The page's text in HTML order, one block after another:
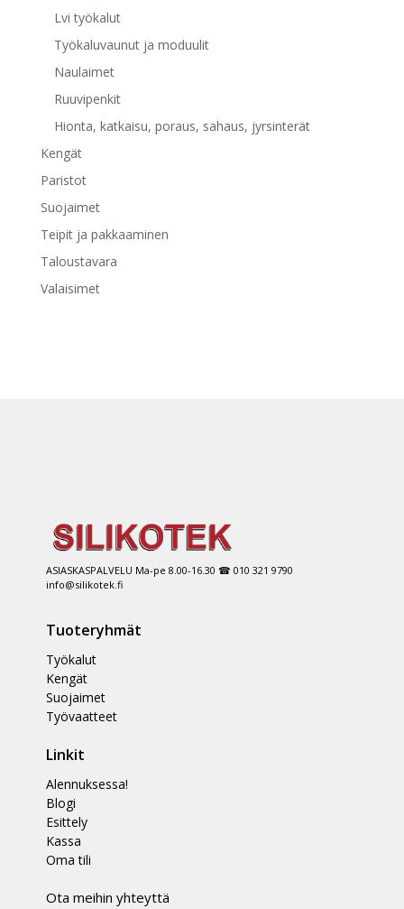
Lvi työkalut
Työkaluvaunut ja moduulit
Naulaimet
Ruuvipenkit
Hionta, katkaisu, poraus, sahaus, jyrsinterät
Kengät
Paristot
Suojaimet
Teipit ja pakkaaminen
Taloustavara
Valaisimet
ASIASKASPALVELU Ma-pe 8.00-16.30 ☎ 010 321 9790
info@silikotek.fi
Tuoteryhmät
Työkalut
Kengät
Suojaimet
Työvaatteet
Linkit
Alennuksessa!
Blogi
Esittely
Kassa
Oma tili
Ota meihin yhteyttä